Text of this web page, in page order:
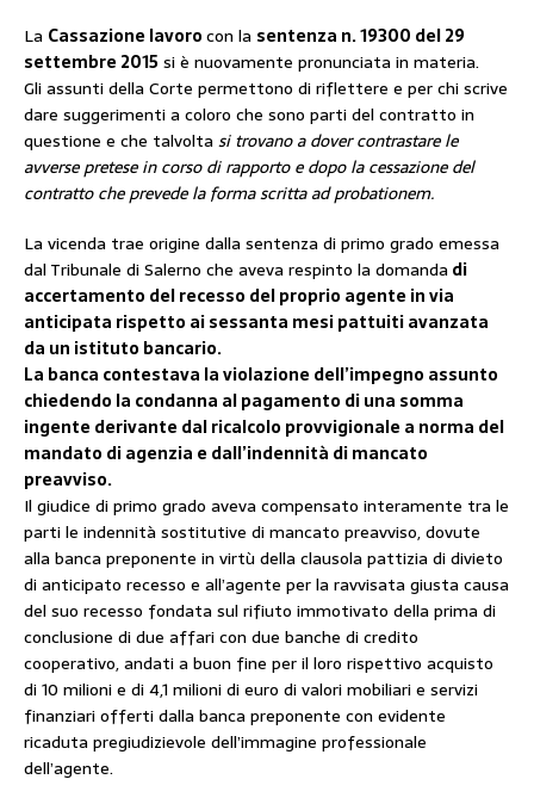
La Cassazione lavorocon la sentenza n. 19300 del 29
settembre 2015 si è nuovamente pronunciata in materia.
Gli assunti della Corte permettono di riflettere e per chi scrive
dare suggerimenti a coloro che sono parti del contratto in
questione e che talvolta si trovano a dover contrastare le
avverse pretese in corso di rapporto e dopo la cessazione del
contratto che prevede la forma scritta ad probationem.
La vicenda trae origine dalla sentenza di primo grado emessa
dal Tribunale di Salerno che aveva respinto la domanda di
accertamento del recesso del proprio agente in via
anticipata rispetto ai sessanta mesi pattuiti avanzata
da un istituto bancario.
La banca contestava la violazione dell’impegno assunto
chiedendo la condanna al pagamento di una somma
ingente derivante dal ricalcolo provvigionale a norma del
mandato di agenzia e dall’indennità di mancato
preavviso.
Il giudice di primo grado aveva compensato interamente tra le
parti le indennità sostitutive di mancato preavviso, dovute
alla banca preponente in virtù della clausola pattizia di divieto
di anticipato recesso e all’agente per la ravvisata giusta causa
del suo recesso fondata sul rifiuto immotivato della prima di
conclusione di due affari con due banche di credito
cooperativo, andati a buon fine per il loro rispettivo acquisto
di 10 milioni e di 4,1 milioni di euro di valori mobiliari e servizi
finanziari offerti dalla banca preponente con evidente
ricaduta pregiudizievole dell’immagine professionale
dell’agente.